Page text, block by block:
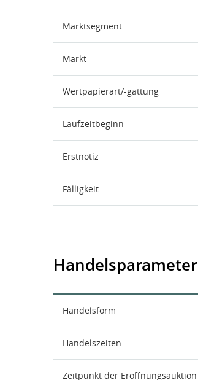
Marktsegment
Markt
Wertpapierart/-gattung
Laufzeitbeginn
Erstnotiz
Fälligkeit
Handelsparameter
Handelsform
Handelszeiten
Zeitpunkt der Eröffnungsauktion